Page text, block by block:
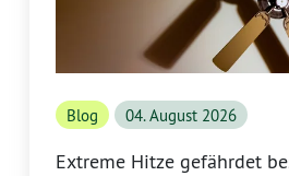
Blog 04. August 2026
Extreme Hitze gefährdet